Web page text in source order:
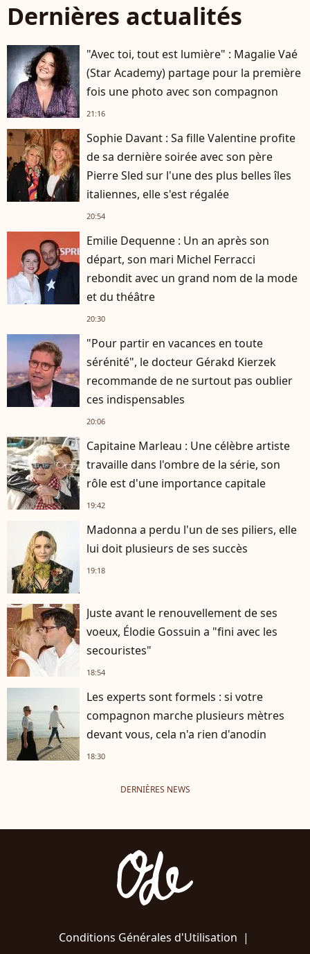
Dernières actualités
"Avec toi, tout est lumière" : Magalie Vaé
(Star Academy) partage pour la première
fois une photo avec son compagnon
21:16
Sophie Davant : Sa fille Valentine profite
de sa dernière soirée avec son père
Pierre Sled sur l'une des plus belles îles
italiennes, elle s'est régalée
20:54
Emilie Dequenne : Un an après son
départ, son mari Michel Ferracci
rebondit avec un grand nom de la mode
et du théâtre
20:30
"Pour partir en vacances en toute
sérénité", le docteur Gérakd Kierzek
recommande de ne surtout pas oublier
ces indispensables
20:06
Capitaine Marleau : Une célèbre artiste
travaille dans l'ombre de la série, son
rôle est d'une importance capitale
19:42
Madonna a perdu l'un de ses piliers, elle
lui doit plusieurs de ses succès
19:18
Juste avant le renouvellement de ses
voeux, Élodie Gossuin a "fini avec les
secouristes"
18:54
Les experts sont formels : si votre
compagnon marche plusieurs mètres
devant vous, cela n'a rien d'anodin
18:30
DERNIÈRES NEWS
Conditions Générales d'Utilisation |